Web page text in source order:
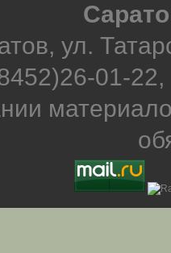
ул.
01-